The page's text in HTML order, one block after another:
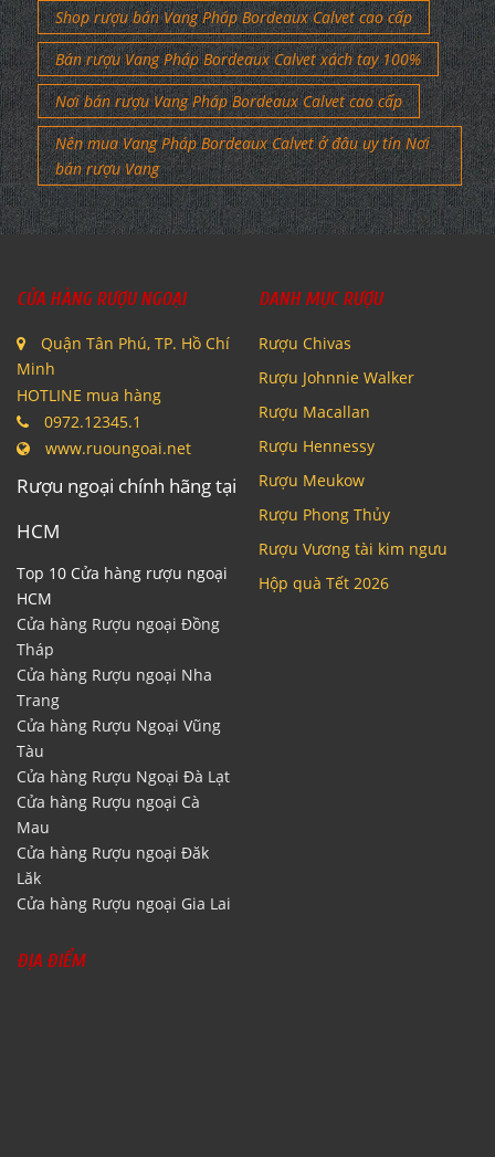
Shop rượu bán Vang Pháp Bordeaux Calvet cao cấp
Bán rượu Vang Pháp Bordeaux Calvet xách tay 100%
Nơi bán rượu Vang Pháp Bordeaux Calvet cao cấp
Nên mua Vang Pháp Bordeaux Calvet ở đâu uy tín Nơi
bán rượu Vang
CỬA HÀNG RƯỢU NGOẠI
Quận Tân Phú, TP. Hồ Chí
Minh
HOTLINE mua hàng
0972.12345.1
www.ruoungoai.net
Rượu ngoại chính hãng tại
HCM
Top 10 Cửa hàng rượu ngoại
HCM
Cửa hàng Rượu ngoại Đồng
Tháp
Cửa hàng Rượu ngoại Nha
Trang
Cửa hàng Rượu Ngoại Vũng
Tàu
Cửa hàng Rượu Ngoại Đà Lạt
Cửa hàng Rượu ngoại Cà
Mau
Cửa hàng Rượu ngoại Đăk
Lăk
Cửa hàng Rượu ngoại Gia Lai
DANH MỤC RƯỢU
Rượu Chivas
Rượu Johnnie Walker
Rượu Macallan
Rượu Hennessy
Rượu Meukow
Rượu Phong Thủy
Rượu Vương tài kim ngưu
Hộp quà Tết 2026
ĐỊA ĐIỂM